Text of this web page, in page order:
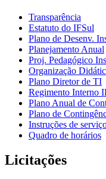
Transparência
Estatuto do IFSul
Plano de Desenv.
Planejamento Anual
Proj. Pedagógico
Organização
Plano Diretor de TI
Regimento Interno
Plano Anual de
Plano de
Instruções de
Quadro de horários
Licitações